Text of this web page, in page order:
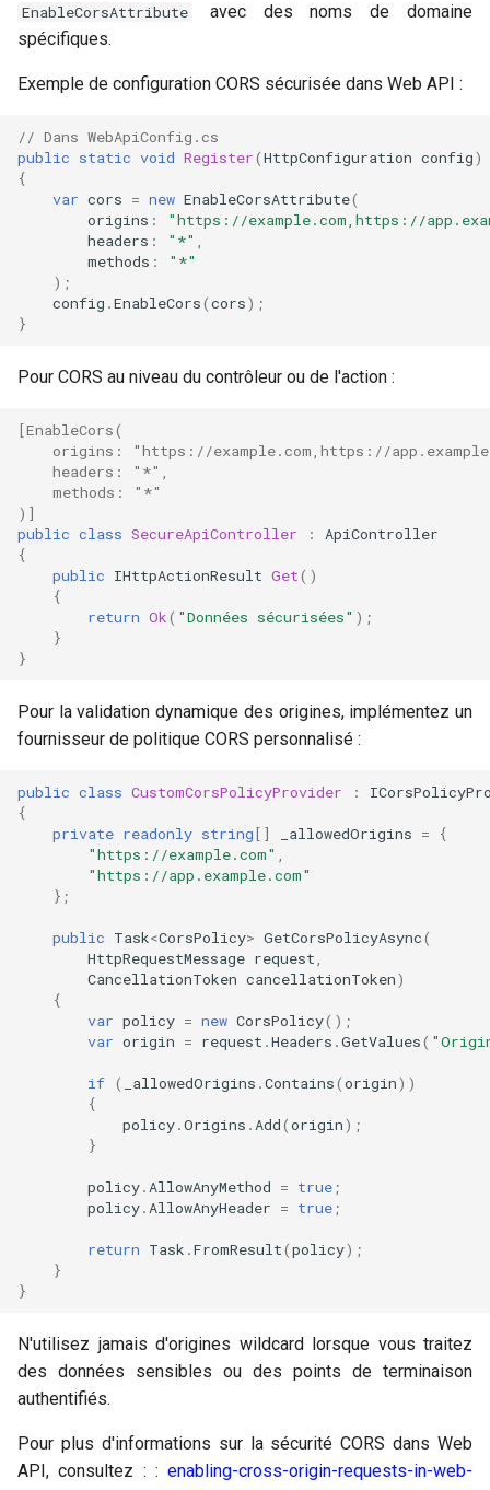
EnableCorsAttribute
avec des noms de domaine
spécifiques.
Exemple de configuration CORS sécurisée dans Web API :
// Dans WebApiConfig.cs
public static void Register(HttpConfiguration config)
{
var cors = new EnableCorsAttribute(
origins :
"https://example.com,https://
headers : "*"
methods :
"*"
);
config .EnableCors(cors);
}
Pour CORS au niveau du contrôleur ou de l'action :
[EnableCors(
origins: "https://example.com,https://
    headers: "*",
    methods: "*"
)]
public class SecureApiController :
ApiController
{
public IHttpActionResult Get()
{
return Ok( "Données sécurisées" );
}
}
Pour la validation dynamique des origines, implémentez un
fournisseur de politique CORS personnalisé :
public class CustomCorsPolicyProvider :
{
private readonly string[] _allowedOrigins =
{
"https://example.com"
"https://app.example.com"
};
public Task<CorsPolicy> GetCorsPolicyAsync(
HttpRequestMessage request
CancellationToken cancellationToken)
{
var policy = new CorsPolicy();
var origin = request .Headers .GetValues(
if ( _allowedOrigins .Contains(origin))
{
policy.Origins . Add(origin);
}
policy. AllowAnyMethod = true ;
policy. AllowAnyHeader = true ;
return Task .FromResult(policy);
}
}
N'utilisez jamais d'origines wildcard lorsque vous traitez
des données sensibles ou des points de terminaison
authentifiés.
Pour plus d'informations sur la sécurité CORS dans Web
API, consultez : : enabling-cross-origin-requests-in-web-